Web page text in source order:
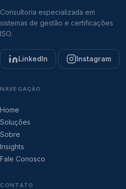
Consultoria especializada em
sistemas de gestão e certificações
ISO.
LinkedIn Instagram
NAVEGAÇÃO
Home
Soluções
Sobre
Insights
Fale Conosco
CONTATO